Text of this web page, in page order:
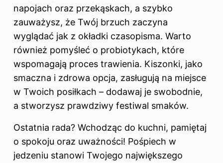
napojach oraz przekąskach, a szybko
zauważysz, że Twój brzuch zaczyna
wyglądać jak z okładki czasopisma. Warto
również pomyśleć o probiotykach, które
wspomagają proces trawienia. Kiszonki, jako
smaczna i zdrowa opcja, zasługują na miejsce
w Twoich posiłkach – dodawaj je swobodnie,
a stworzysz prawdziwy festiwal smaków.
Ostatnia rada? Wchodząc do kuchni, pamiętaj
o spokoju oraz uważności! Pośpiech w
jedzeniu stanowi Twojego największego